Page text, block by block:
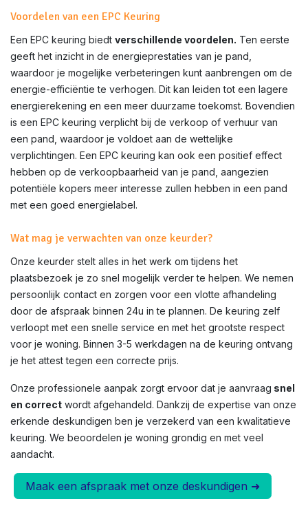
Voordelen van een EPC Keuring
Een EPC keuring biedt verschillende voordelen. Ten eerste
geeft het inzicht in de energieprestaties van je pand,
waardoor je mogelijke verbeteringen kunt aanbrengen om de
energie-efficiëntie te verhogen. Dit kan leiden tot een lagere
energierekening en een meer duurzame toekomst. Bovendien
is een EPC keuring verplicht bij de verkoop of verhuur van
een pand, waardoor je voldoet aan de wettelijke
verplichtingen. Een EPC keuring kan ook een positief effect
hebben op de verkoopbaarheid van je pand, aangezien
potentiële kopers meer interesse zullen hebben in een pand
met een goed energielabel.
Wat mag je verwachten van onze keurder?
Onze keurder stelt alles in het werk om tijdens het
plaatsbezoek je zo snel mogelijk verder te helpen. We nemen
persoonlijk contact en zorgen voor een vlotte afhandeling
door de afspraak binnen 24u in te plannen. De keuring zelf
verloopt met een snelle service en met het grootste respect
voor je woning. Binnen 3-5 werkdagen na de keuring ontvang
je het attest tegen een correcte prijs.
Onze professionele aanpak zorgt ervoor dat je aanvraag snel
en correct wordt afgehandeld. Dankzij de expertise van onze
erkende deskundigen ben je verzekerd van een kwalitatieve
keuring. We beoordelen je woning grondig en met veel
aandacht.
Maak een afspraak met onze deskundigen ➜